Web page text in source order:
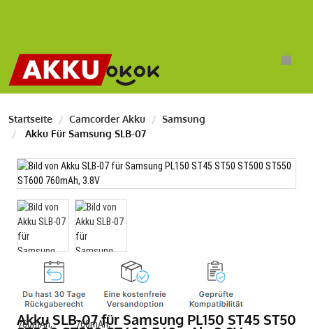
Startseite Camcorder Akku
Samsung
Akku Für Samsung SLB-07
Akku SLB-07 für Samsung PL150 ST45 ST50